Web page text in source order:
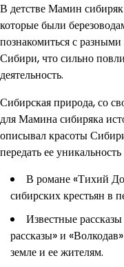
В детстве Мамин
которые были
познакомиться с
Сибири, что сильно
деятельность.
Сибирская природа, со
для Мамина сибиряка
описывал красоты
передать ее
В романе «Тихий
сибирских крестьян в
Известные
рассказы» и
земле и ее жителям.